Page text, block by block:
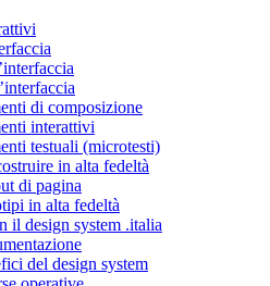
di composizione
interattivi
testuali (microtesti)
in alta fedeltà
di pagina
in alta fedeltà
il design system .italia
del design system